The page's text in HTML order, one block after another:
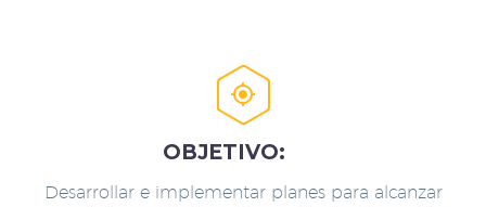


OBJETIVO:
Desarrollar e implementar planes para alcanzar